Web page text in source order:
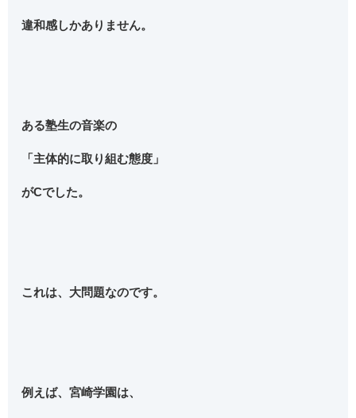
違和感しかありません。
ある塾生の音楽の
「主体的に取り組む態度」
がCでした。
これは、大問題なのです。
例えば、宮崎学園は、